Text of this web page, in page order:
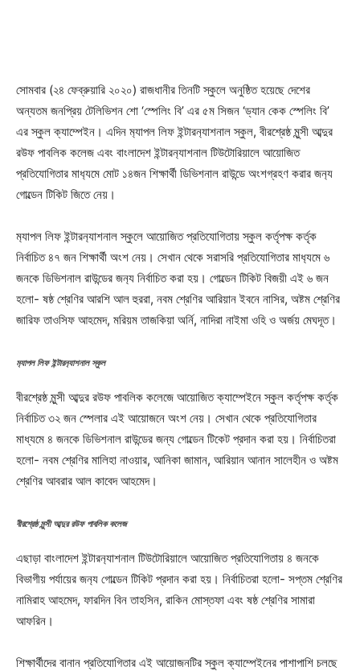
সোমবার (২৪ ফেব্রুয়ারি ২০২০) রাজধানীর তিনটি স্কুলে অনুষ্ঠিত হয়েছে দেশের
অন্যতম জনপ্রিয় টেলিভিশন শো ‘স্পেলিং বি’ এর ৫ম সিজন ‘ড্যান কেক স্পেলিং বি’
এর স্কুল ক্যাম্পেইন। এদিন ম‌্যাপল লিফ ইন্টারন‌্যাশনাল স্কুল, বীরশ্রেষ্ঠ মুন্সী আব্দুর
রউফ পাবলিক কলেজ এবং বাংলাদেশ ইন্টারন‌্যাশনাল টিউটোরিয়ালে আয়োজিত
প্রতিযোগিতার মাধ‌্যমে মোট ১৪জন শিক্ষার্থী ডিভিশনাল রাউন্ডে অংশগ্রহণ করার জন‌্য
গোল্ডেন টিকিট জিতে নেয়।
ম‌্যাপল লিফ ইন্টারন‌্যাশনাল স্কুলে আয়োজিত প্রতিযোগিতায় স্কুল কর্তৃপক্ষ কর্তৃক
নির্বাচিত ৪৭ জন শিক্ষার্থী অংশ নেয়। সেখান থেকে সরাসরি প্রতিযোগিতার মাধ‌্যমে ৬
জনকে ডিভিশনাল রাউন্ডের জন‌্য নির্বাচিত করা হয়। গোল্ডেন টিকিট বিজয়ী এই ৬ জন
হলো- ষষ্ঠ শ্রেণির আরশি আল হুররা, নবম শ্রেণির আরিয়ান ইবনে নাসির, অষ্টম শ্রেণির
জারিফ তাওসিফ আহমেদ, মরিয়ম তাজকিয়া অর্নি, নাদিরা নাইমা ওহি ও অর্জয় মেঘদূত।
ম‌্যাপল লিফ ইন্টারন‌্যাশনাল স্কুল
বীরশ্রেষ্ঠ মুন্সী আব্দুর রউফ পাবলিক কলেজে আয়োজিত ক্যাম্পেইনে স্কুল কর্তৃপক্ষ কর্তৃক
নির্বাচিত ৩২ জন স্পেলার এই আয়োজনে অংশ নেয়। সেখান থেকে প্রতিযোগিতার
মাধ্যমে ৪ জনকে ডিভিশনাল রাউন্ডের জন্য গোল্ডেন টিকেট প্রদান করা হয়। নির্বাচিতরা
হলো- নবম শ্রেণির মালিহা নাওয়ার, আনিকা জামান, আরিয়ান আনান সালেহীন ও অষ্টম
শ্রেণির আবরার আল কাবেদ আহমেদ।
বীরশ্রেষ্ঠ মুন্সী আব্দুর রউফ পাবলিক কলেজ
এছাড়া বাংলাদেশ ইন্টারন‌্যাশনাল টিউটোরিয়ালে আয়োজিত প্রতিযোগিতায় ৪ জনকে
বিভাগীয় পর্যায়ের জন‌্য গোল্ডেন টিকিট প্রদান করা হয়। নির্বাচিতরা হলো- সপ্তম শ্রেণির
নামিরাহ আহমেদ, ফারদিন বিন তাহসিন, রাকিন মোস্তফা এবং ষষ্ঠ শ্রেণির সামারা
আফরিন।
শিক্ষার্থীদের বানান প্রতিযোগিতার এই আয়োজনটির স্কুল ক্যাম্পেইনের পাশাপাশি চলছে